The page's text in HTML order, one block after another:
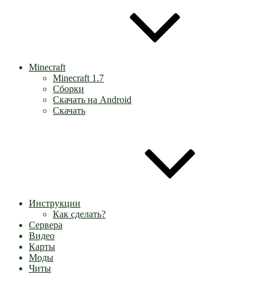
Minecraft
Minecraft 1.7
Сборки
Скачать на Android
Скачать
Инструкции
Как сделать?
Сервера
Видео
Карты
Моды
Читы